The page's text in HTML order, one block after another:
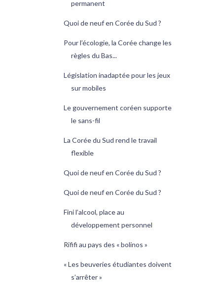
permanent
Quoi de neuf en Corée du Sud ?
Pour l’écologie, la Corée change les
règles du Bas...
Législation inadaptée pour les jeux
sur mobiles
Le gouvernement coréen supporte
le sans-fil
La Corée du Sud rend le travail
flexible
Quoi de neuf en Corée du Sud ?
Quoi de neuf en Corée du Sud ?
Fini l’alcool, place au
développement personnel
Rififi au pays des « bolinos »
« Les beuveries étudiantes doivent
s’arrêter »